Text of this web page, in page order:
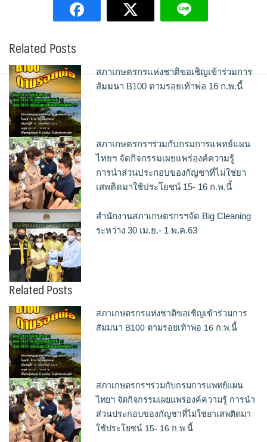
Related Posts
สภาเกษตรกรแห่งชาติขอเชิญเข้าร่วมการ
สัมมนา B100 ตามรอยเท้าพ่อ 16 ก.พ.นี้
สภาเกษตรกรฯร่วมกับกรมการแพทย์แผน
ไทยฯ จัดกิจกรรมเผยแพร่องค์ความรู้
การนำส่วนประกอบของกัญชาที่ไม่ใช่ยา
เสพติดมาใช้ประโยชน์ 15- 16 ก.พ.นี้
สำนักงานสภาเกษตรกรฯจัด Big Cleaning
ระหว่าง 30 เม.ย.- 1 พ.ค.63
Related Posts
สภาเกษตรกรแห่งชาติขอเชิญเข้าร่วมการ
สัมมนา B100 ตามรอยเท้าพ่อ 16 ก.พ.นี้
สภาเกษตรกรฯร่วมกับกรมการแพทย์แผน
ไทยฯ จัดกิจกรรมเผยแพร่องค์ความรู้ การนำ
ส่วนประกอบของกัญชาที่ไม่ใช่ยาเสพติดมา
ใช้ประโยชน์ 15- 16 ก.พ.นี้